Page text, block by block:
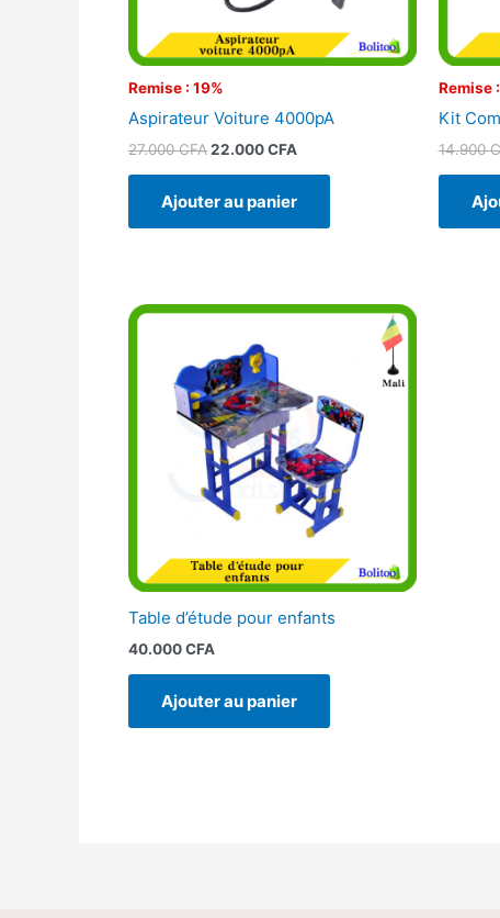
Remise : 19%
Aspirateur Voiture 4000pA
27.000CFA22.000CFA
Ajouter au panier
Remise
Kit
14.900
Table d’étude pour enfants
40.000CFA
Ajouter au panier